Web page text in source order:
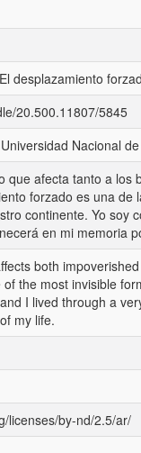
desplazamiento
20.500.11807/5845
Nacional
que afecta tanto a los
forzado es una
continente. Yo soy
en mi memoria
both
the most invisible
I lived through a
my life.
licenses/by-nd/2.5/ar/